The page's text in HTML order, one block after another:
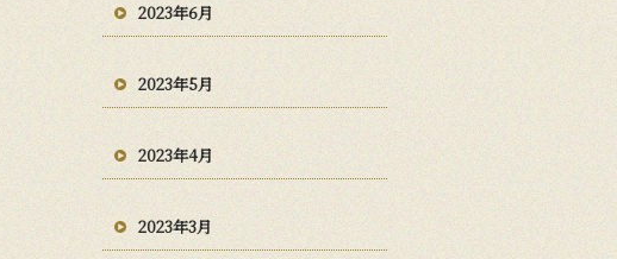
2023年6月
2023年5月
2023年4月
2023年3月